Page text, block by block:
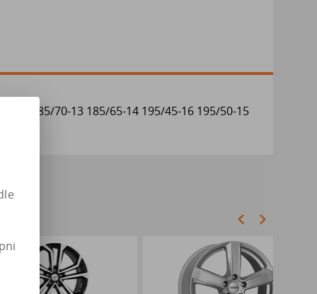
15 185/70-13 185/65-14 195/45-16 195/50-15